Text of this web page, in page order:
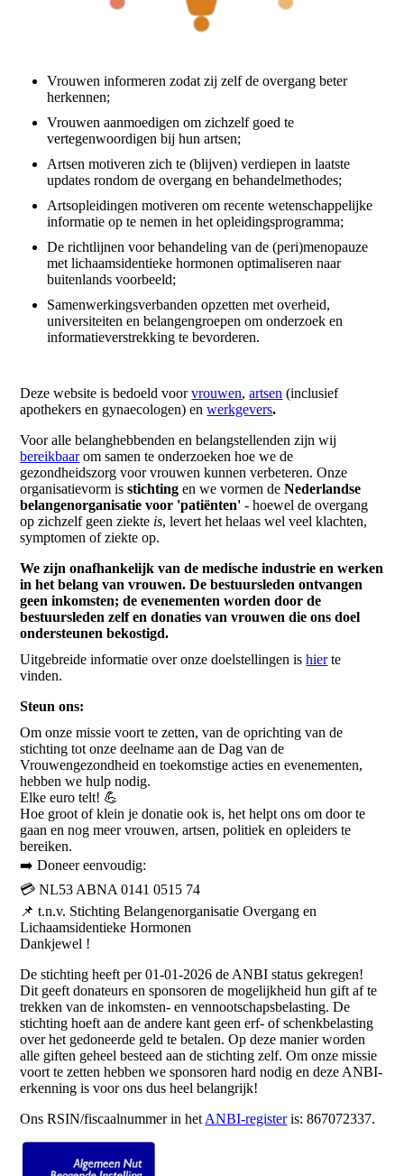
Vrouwen informeren zodat zij zelf de overgang beter
herkennen;
Vrouwen aanmoedigen om zichzelf goed te
vertegenwoordigen bij hun artsen;
Artsen motiveren zich te (blijven) verdiepen in laatste
updates rondom de overgang en behandelmethodes;
Artsopleidingen motiveren om recente wetenschappelijke
informatie op te nemen in het opleidingsprogramma;
De richtlijnen voor behandeling van de (peri)menopauze
met lichaamsidentieke hormonen optimaliseren naar
buitenlands voorbeeld;
Samenwerkingsverbanden opzetten met overheid,
universiteiten en belangengroepen om onderzoek en
informatieverstrekking te bevorderen.
Deze website is bedoeld voorvrouwen, artsen (inclusief
apothekers en gynaecologen) enwerkgevers.
Voor alle belanghebbenden en belangstellenden zijn wij
bereikbaarom samen te onderzoeken hoe we de
gezondheidszorg voor vrouwen kunnen verbeteren. Onze
organisatievorm isstichting en we vormen deNederlandse
belangenorganisatie voor 'patiënten' - hoewel de overgang
op zichzelf geen ziekte is, levert het helaas wel veel klachten,
symptomen of ziekte op.
We zijn onafhankelijk van de medische industrie en werken
in het belang van vrouwen. De bestuursleden ontvangen
geen inkomsten; de evenementen worden door de
bestuursleden zelf en donaties van vrouwen die ons doel
ondersteunen bekostigd.
Uitgebreide informatie over onze doelstellingen ishierte
vinden.
Steun ons:
Om onze missie voort te zetten, van de oprichting van de
stichting tot onze deelname aan de Dag van de
Vrouwengezondheid en toekomstige acties en evenementen,
hebben we hulp nodig.
Elke euro telt! 💪
Hoe groot of klein je donatie ook is, het helpt ons om door te
gaan en nog meer vrouwen, artsen, politiek en opleiders te
bereiken.
➡️ Doneer eenvoudig:
💳 NL53 ABNA 0141 0515 74
📌 t.n.v. Stichting Belangenorganisatie Overgang en
Lichaamsidentieke Hormonen
Dankjewel !
De stichting heeft per 01-01-2026 de ANBI status gekregen!
Dit geeft donateurs en sponsoren de mogelijkheid hun gift af te
trekken van de inkomsten- en vennootschapsbelasting. De
stichting hoeft aan de andere kant geen erf- of schenkbelasting
over het gedoneerde geld te betalen. Op deze manier worden
alle giften geheel besteed aan de stichting zelf. Om onze missie
voort te zetten hebben we sponsoren hard nodig en deze ANBI-
erkenning is voor ons dus heel belangrijk!
Ons RSIN/fiscaalnummer in het ANBI-registeris: 867072337.